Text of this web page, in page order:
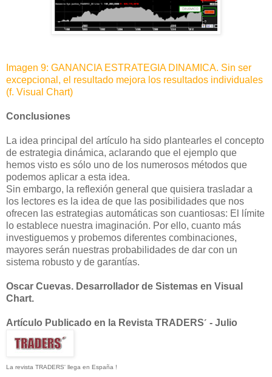
Imagen 9: GANANCIA ESTRATEGIA DINAMICA. Sin ser
excepcional, el resultado mejora los resultados individuales
(f. Visual Chart)
Conclusiones
La idea principal del artículo ha sido plantearles el concepto
de estrategia dinámica, aclarando que el ejemplo que
hemos visto es sólo uno de los numerosos métodos que
podemos aplicar a esta idea.
Sin embargo, la reflexión general que quisiera trasladar a
los lectores es la idea de que las posibilidades que nos
ofrecen las estrategias automáticas son cuantiosas: El límite
lo establece nuestra imaginación. Por ello, cuanto más
investiguemos y probemos diferentes combinaciones,
mayores serán nuestras probabilidades de dar con un
sistema robusto y de garantías.
Oscar Cuevas. Desarrollador de Sistemas en Visual
Chart.
Artículo Publicado en la Revista TRADERS´ - Julio
La revista TRADERS' llega en España !